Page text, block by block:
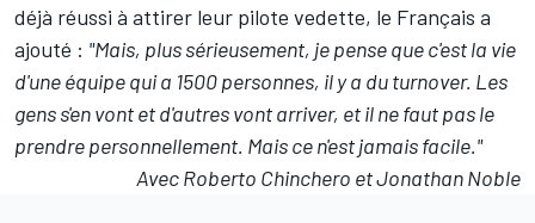
déjà réussi à attirer leur pilote vedette, le Français a
ajouté : "Mais, plus sérieusement, je pense que c'est la vie
d'une équipe qui a 1500 personnes, il y a du turnover. Les
gens s'en vont et d'autres vont arriver, et il ne faut pas le
prendre personnellement. Mais ce n'est jamais facile."
Avec Roberto Chinchero et Jonathan Noble